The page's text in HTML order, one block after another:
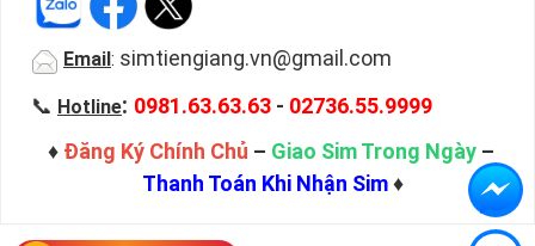
Email : simtiengiang.vn@gmail.com
📞 Hotline: 0981.63.63.63 - 02736.55.9999
♦ Đăng Ký Chính Chủ – Giao Sim Trong Ngày –
Thanh Toán Khi Nhận Sim♦